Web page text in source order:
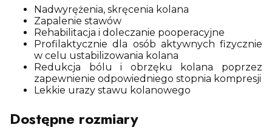
Nadwyrężenia, skręcenia kolana
Zapalenie stawów
Rehabilitacja i doleczanie pooperacyjne
Profilaktycznie dla osób aktywnych fizycznie
w celu ustabilizowania kolana
Redukcja bólu i obrzęku kolana poprzez
zapewnienie odpowiedniego stopnia kompresji
Lekkie urazy stawu kolanowego
Dostępne rozmiary